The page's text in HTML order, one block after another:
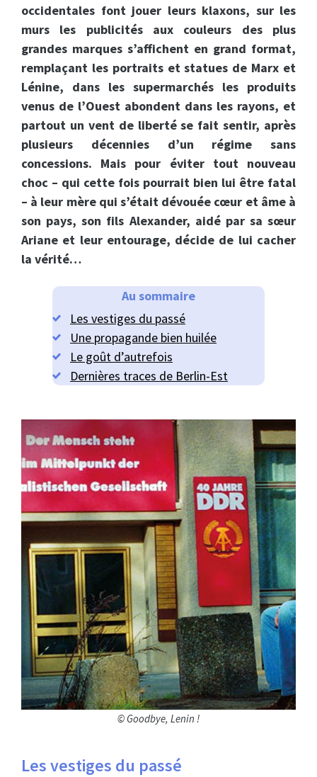
occidentales font jouer leurs klaxons, sur les
murs les publicités aux couleurs des plus
grandes marques s’affichent en grand format,
remplaçant les portraits et statues de Marx et
Lénine, dans les supermarchés les produits
venus de l’Ouest abondent dans les rayons, et
partout un vent de liberté se fait sentir, après
plusieurs décennies d’un régime sans
concessions. Mais pour éviter tout nouveau
choc – qui cette fois pourrait bien lui être fatal
– à leur mère qui s’était dévouée cœur et âme à
son pays, son fils Alexander, aidé par sa sœur
Ariane et leur entourage, décide de lui cacher
la vérité…
Au sommaire
Les vestiges du passé
Une propagande bien huilée
Le goût d’autrefois
Dernières traces de Berlin-Est
© Goodbye, Lenin !
Les vestiges du passé